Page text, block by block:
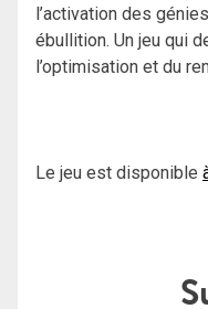
l’activation des
ébullition. Un jeu qui
l’optimisation et du
Le jeu est disponible